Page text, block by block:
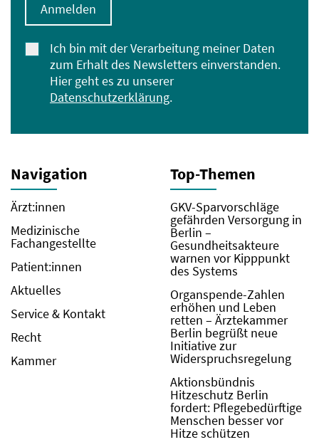
Ich bin mit der Verarbeitung meiner Daten
zum Erhalt des Newsletters einverstanden.
Hier geht es zu unserer
Datenschutzerklärung.
Anmelden
Navigation
Ärzt:innen
Medizinische
Fachangestellte
Patient:innen
Aktuelles
Service & Kontakt
Recht
Kammer
Top-Themen
GKV-Sparvorschläge
gefährden Versorgung in
Berlin –
Gesundheitsakteure
warnen vor Kipppunkt
des Systems
Organspende-Zahlen
erhöhen und Leben
retten – Ärztekammer
Berlin begrüßt neue
Initiative zur
Widerspruchsregelung
Aktionsbündnis
Hitzeschutz Berlin
fordert: Pflegebedürftige
Menschen besser vor
Hitze schützen